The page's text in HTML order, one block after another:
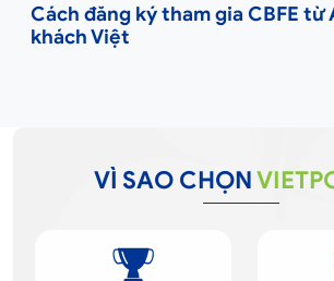
Cách đăng ký tham gia CBFE từ
khách Việt
VÌ SAO CHỌN